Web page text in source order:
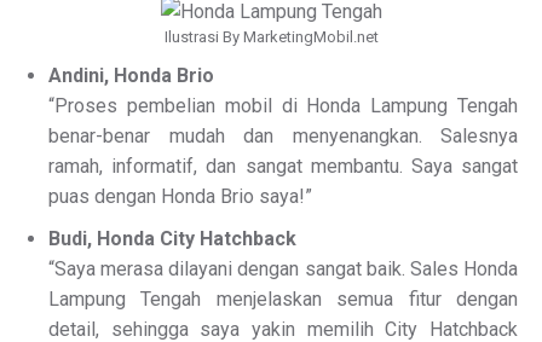
Ilustrasi By MarketingMobil.net
Andini, Honda Brio
“Proses pembelian mobil di Honda Lampung Tengah
benar-benar mudah dan menyenangkan. Salesnya
ramah, informatif, dan sangat membantu. Saya sangat
puas dengan Honda Brio saya!”
Budi, Honda City Hatchback
“Saya merasa dilayani dengan sangat baik. Sales Honda
Lampung Tengah menjelaskan semua fitur dengan
detail, sehingga saya yakin memilih City Hatchback